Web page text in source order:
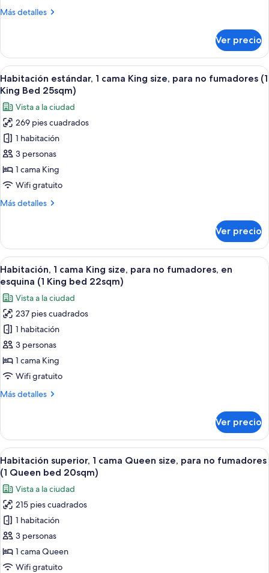
para
(1
Double)
Más detalles
Más
estándar,
cama
matrimonial,
para
no
fumadores
(1
Double)
Ver precio
Abrir
todas
las
fotos
de
Habitación
estándar,
1
cama
size,
fumadores
(1
King
Bed
25sqm)
Habitación de hotel con una cama
6
Habitación estándar, 1 cama King size, para no fumadores (1
King Bed 25sqm)
Vista a la ciudad
269 pies cuadrados
1 habitación
3 personas
1 cama King
Wifi gratuito
Más detalles
Más
estándar,
cama
King
size,
para
no
fumadores
(1
King
25sqm)
Ver precio
Abrir
todas
las
fotos
de
Habitación,
1
cama
King
para
en
esquina
(1
King
bed
22sqm)
Habitación de hotel con una cama
6
Habitación, 1 cama King size, para no fumadores, en
esquina (1 King bed 22sqm)
Vista a la ciudad
237 pies cuadrados
1 habitación
3 personas
1 cama King
Wifi gratuito
Más detalles
Más
1
cama
King
size,
para
no
fumadores,
en
esquina
(1
bed
22sqm)
Ver precio
Abrir
todas
las
fotos
de
Habitación
superior,
1
cama
Habitación de hotel con una cama
5
Habitación superior, 1 cama Queen size, para no fumadores
(1 Queen bed 20sqm)
Vista a la ciudad
215 pies cuadrados
1 habitación
3 personas
1 cama Queen
Wifi gratuito